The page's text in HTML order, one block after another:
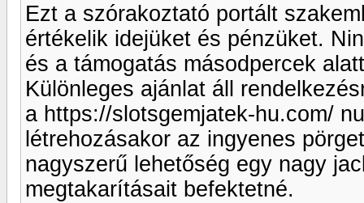
Ezt a szórakoztató portált
értékelik idejüket és pénzüket.
és a támogatás másodpercek
Különleges ajánlat áll
a https://slotsgemjatek-hu.com/
létrehozásakor az ingyenes
nagyszerű lehetőség egy nagy
megtakarításait befektetné.